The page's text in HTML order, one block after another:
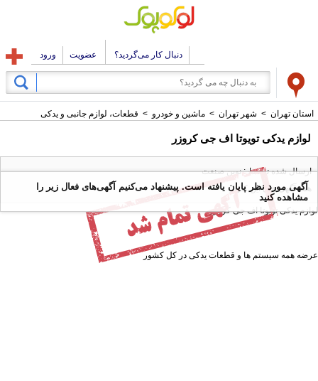
دنبال کار می‌گردید؟ عضویت ورود
استان تهران > شهر تهران > ماشین و خودرو > قطعات، لوازم جانبی و یدکی
لوازم یدکی تویوتا اف جی کروزر
ارسال شده توسط : نوین صنعت
همه آگهی های این کاربر
لوازم یدکی تویوتا اف جی کروزر
عرضه همه سیستم ها و قطعات یدکی در کل کشور
آگهی مورد نظر پایان یافته است. پیشنهاد می‌کنیم آگهی‌های فعال زیر را
مشاهده کنید